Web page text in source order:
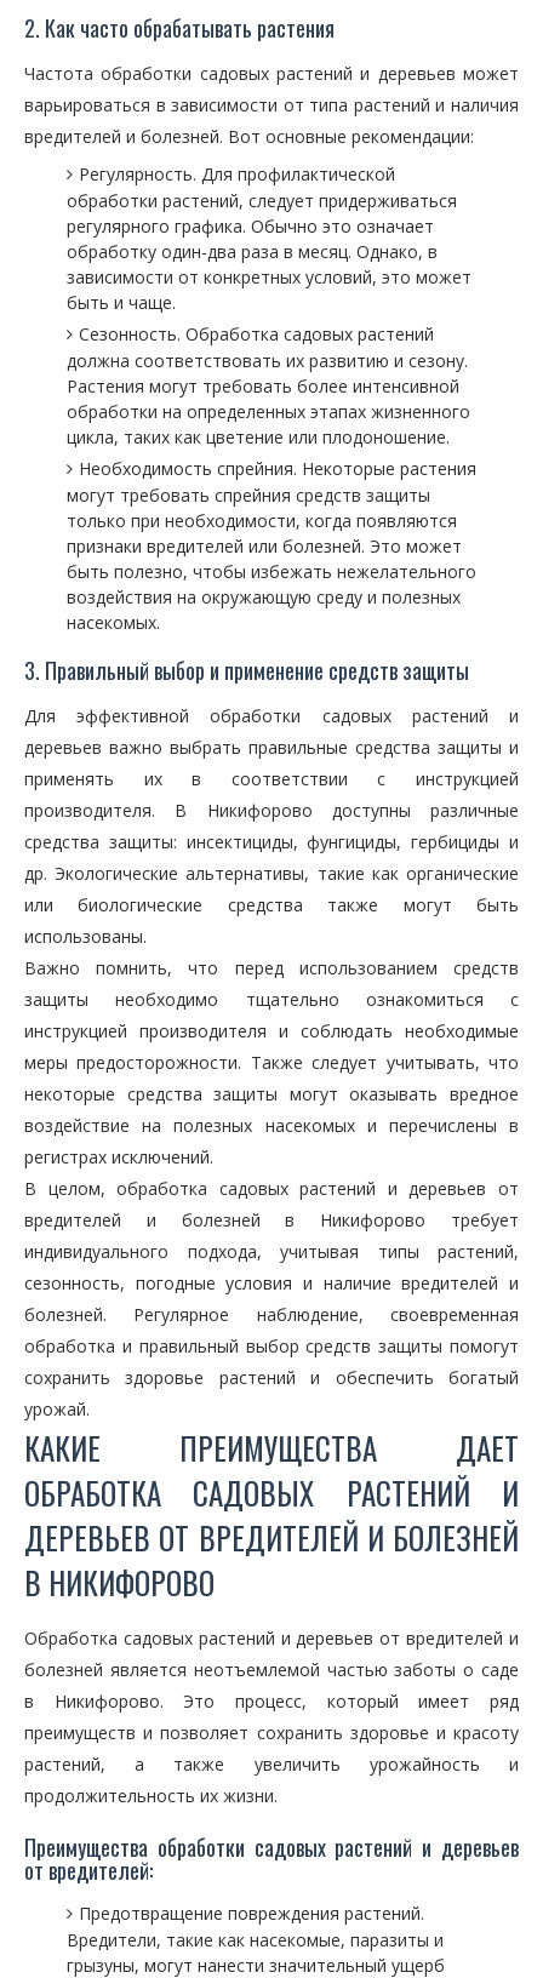
2. Как часто обрабатывать растения
Частота обработки садовых растений и деревьев может
варьироваться в зависимости от типа растений и наличия
вредителей и болезней. Вот основные рекомендации:
Регулярность. Для профилактической
обработки растений, следует придерживаться
регулярного графика. Обычно это означает
обработку один-два раза в месяц. Однако, в
зависимости от конкретных условий, это может
быть и чаще.
Сезонность. Обработка садовых растений
должна соответствовать их развитию и сезону.
Растения могут требовать более интенсивной
обработки на определенных этапах жизненного
цикла, таких как цветение или плодоношение.
Необходимость спрейния. Некоторые растения
могут требовать спрейния средств защиты
только при необходимости, когда появляются
признаки вредителей или болезней. Это может
быть полезно, чтобы избежать нежелательного
воздействия на окружающую среду и полезных
насекомых.
3. Правильный выбор и применение средств защиты
Для эффективной обработки садовых растений и
деревьев важно выбрать правильные средства защиты и
применять их в соответствии с инструкцией
производителя. В Никифорово доступны различные
средства защиты: инсектициды, фунгициды, гербициды и
др. Экологические альтернативы, такие как органические
или биологические средства также могут быть
использованы.
Важно помнить, что перед использованием средств
защиты необходимо тщательно ознакомиться с
инструкцией производителя и соблюдать необходимые
меры предосторожности. Также следует учитывать, что
некоторые средства защиты могут оказывать вредное
воздействие на полезных насекомых и перечислены в
регистрах исключений.
В целом, обработка садовых растений и деревьев от
вредителей и болезней в Никифорово требует
индивидуального подхода, учитывая типы растений,
сезонность, погодные условия и наличие вредителей и
болезней. Регулярное наблюдение, своевременная
обработка и правильный выбор средств защиты помогут
сохранить здоровье растений и обеспечить богатый
урожай.
КАКИЕ ПРЕИМУЩЕСТВА ДАЕТ
ОБРАБОТКА САДОВЫХ РАСТЕНИЙ И
ДЕРЕВЬЕВ ОТ ВРЕДИТЕЛЕЙ И БОЛЕЗНЕЙ
В НИКИФОРОВО
Обработка садовых растений и деревьев от вредителей и
болезней является неотъемлемой частью заботы о саде
в Никифорово. Это процесс, который имеет ряд
преимуществ и позволяет сохранить здоровье и красоту
растений, а также увеличить урожайность и
продолжительность их жизни.
Преимущества обработки садовых растений и деревьев
от вредителей:
Предотвращение повреждения растений.
Вредители, такие как насекомые, паразиты и
грызуны, могут нанести значительный ущерб